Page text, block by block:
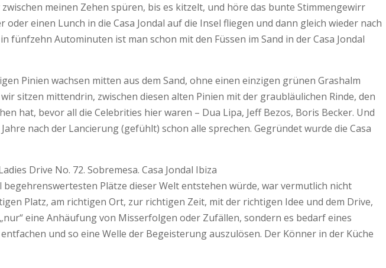
meinen Zehen spüren, bis es kitzelt, und höre das bunte Stimmengewirr
einen Lunch in die Casa Jondal auf die Insel fliegen und dann gleich wieder nach
Autominuten ist man schon mit den Füssen im Sand in der Casa Jondal
Pinien wachsen mitten aus dem Sand, ohne einen einzigen grünen Grashalm
sitzen mittendrin, zwischen diesen alten Pinien mit der graubläulichen Rinde, den
hat, bevor all die Celebrities hier waren – Dua Lipa, Jeff Bezos, Boris Becker. Und
nach der Lancierung (gefühlt) schon alle sprechen. Gegründet wurde die Casa
Plätze dieser Welt entstehen würde, war vermutlich nicht
Platz, am richtigen Ort, zur richtigen Zeit, mit der richtigen Idee und dem Drive,
eine Anhäufung von Misserfolgen oder Zufällen, sondern es bedarf eines
und so eine Welle der Begeisterung auszulösen. Der Könner in der Küche